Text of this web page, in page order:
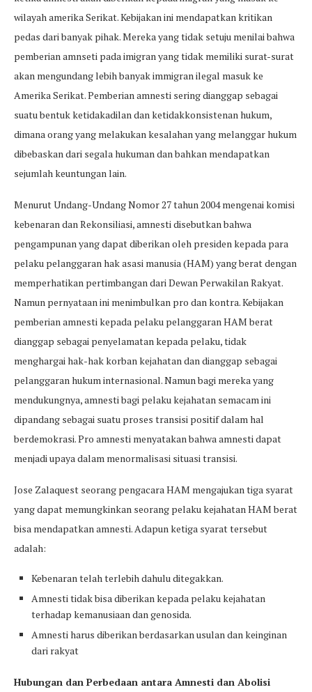
wilayah amerika Serikat. Kebijakan ini mendapatkan kritikan
pedas dari banyak pihak. Mereka yang tidak setuju menilai bahwa
pemberian amnseti pada imigran yang tidak memiliki surat-surat
akan mengundang lebih banyak immigran ilegal masuk ke
Amerika Serikat. Pemberian amnesti sering dianggap sebagai
suatu bentuk ketidakadilan dan ketidakkonsistenan hukum,
dimana orang yang melakukan kesalahan yang melanggar hukum
dibebaskan dari segala hukuman dan bahkan mendapatkan
sejumlah keuntungan lain.
Menurut Undang-Undang Nomor 27 tahun 2004 mengenai komisi
kebenaran dan Rekonsiliasi, amnesti disebutkan bahwa
pengampunan yang dapat diberikan oleh presiden kepada para
pelaku pelanggaran hak asasi manusia (HAM) yang berat dengan
memperhatikan pertimbangan dari Dewan Perwakilan Rakyat.
Namun pernyataan ini menimbulkan pro dan kontra. Kebijakan
pemberian amnesti kepada pelaku pelanggaran HAM berat
dianggap sebagai penyelamatan kepada pelaku, tidak
menghargai hak-hak korban kejahatan dan dianggap sebagai
pelanggaran hukum internasional. Namun bagi mereka yang
mendukungnya, amnesti bagi pelaku kejahatan semacam ini
dipandang sebagai suatu proses transisi positif dalam hal
berdemokrasi. Pro amnesti menyatakan bahwa amnesti dapat
menjadi upaya dalam menormalisasi situasi transisi.
Jose Zalaquest seorang pengacara HAM mengajukan tiga syarat
yang dapat memungkinkan seorang pelaku kejahatan HAM berat
bisa mendapatkan amnesti. Adapun ketiga syarat tersebut
adalah:
Kebenaran telah terlebih dahulu ditegakkan.
Amnesti tidak bisa diberikan kepada pelaku kejahatan
terhadap kemanusiaan dan genosida.
Amnesti harus diberikan berdasarkan usulan dan keinginan
dari rakyat
Hubungan dan Perbedaan antara Amnesti dan Abolisi